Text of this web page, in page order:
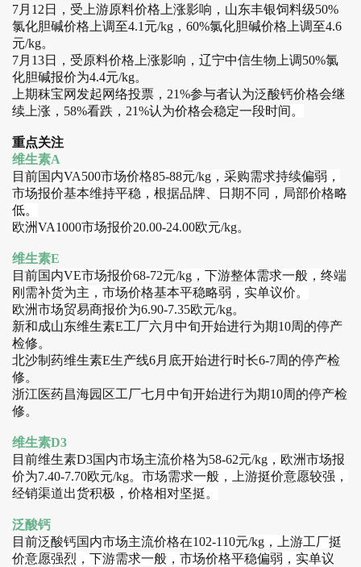
7月12日，受上游原料价格上涨影响，山东丰银饲料级50%
氯化胆碱价格上调至4.1元/kg，60%氯化胆碱价格上调至4.6
元/kg。
7月13日，受原料价格上涨影响，辽宁中信生物上调50%氯
化胆碱报价为4.4元/kg。
上期秣宝网发起网络投票，21%参与者认为泛酸钙价格会继
续上涨，58%看跌，21%认为价格会稳定一段时间 。
重点关注
维生素A
目前国内VA500市场价格85-88元/kg，采购需求持续偏弱，
市场报价基本维持平稳，根据品牌、日期不同，局部价格略
低。
欧洲VA1000市场报价20.00-24.00欧元/kg。
维生素E
目前国内VE市场报价68-72元/kg， 下游整体需求一般，终端
刚需补货为主，市场价格基本平稳略弱，实单议价。
欧洲市场贸易商报价为6.90-7.35欧元/kg。
新和成山东维生素E工厂六月中旬开始进行为期10周的停产
检修。
北沙制药维生素E生产线6月底开始进行时长6-7周的停产检
修。
浙江医药昌海园区工厂七月中旬开始进行为期10周的停产检
修。
维生素D3
目前维生素D3国内市场主流价格为58-62元/kg，欧洲市场报
价为7.40-7.70欧元/kg。市场需求一般，上游挺价意愿较强，
经销渠道出货积极，价格相对坚挺。
泛酸钙
目前泛酸钙国内市场主流价格在102-110元/kg，上游工厂挺
价意愿强烈，下游需求一般，市场价格平稳偏弱，实单议